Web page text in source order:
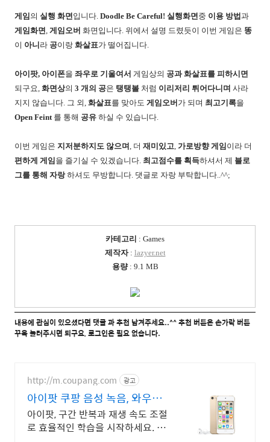
게임 의 실행 화면입니다. Doodle Be Careful! 실행화면중 이용 방법 과
게임화면, 게임오버 화면입니다. 위에서 설명 드렸듯이 이번 게임은 똥
이 아니 라 공이랑 화살표가 떨어집니다.
아이팟, 아이폰을 좌우로 기울여서 게임상의 공과 화살표를 피하시면
되구요, 화면상의 3 개의 공은 탱탱볼 처럼 이리저리 튀어다니며 사라
지지 않습니다. 그 외, 화살표를 맞아도 게임오버 가 되며 최고기록을
Open Feint 를 통해 공유 하실 수 있습니다.
이번 게임은 지저분하지도 않으며 , 더 재미있고, 가로방향 게임 이라 더
편하게 게임 을 즐기실 수 있겠습니다. 최고점수를 획득하셔서 제 블로
그를 통해 자랑하셔도 무방합니다. 댓글로 자랑 부탁합니다..^^;
카테고리 : Games
제작자: lazyer.net
용량: 9.1 MB
내용에 관심이 있으셨다면 댓글 과 추천 남겨주세요..^^ 추천 버튼은 손가락 버튼
꾸욱 눌러주시면 되구요, 로그인은 필요 없습니다.
http://m.coupang.com 광고
아이팟 쿠팡 음성 녹음, 와우회
원 혜택
아이팟, 구간 반복과 재생 속도 조절
로 효율적인 학습을 시작하세요. 스